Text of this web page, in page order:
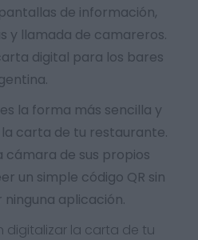
de información,
y llamada de camareros.
digital para los bares
la forma más sencilla y
carta de tu restaurante.
cámara de sus propios
un simple código QR sin
aplicación.
digitalizar la carta de tu